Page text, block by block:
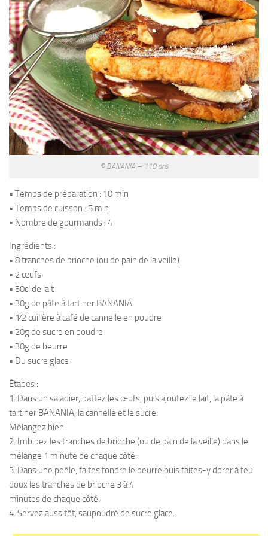
© BANANIA – 110 ans
• Temps de préparation : 10 min
• Temps de cuisson : 5 min
• Nombre de gourmands : 4
Ingrédients :
• 8 tranches de brioche (ou de pain de la veille)
• 2 œufs
• 50cl de lait
• 30g de pâte à tartiner BANANIA
• 1⁄2 cuillère à café de cannelle en poudre
• 20g de sucre en poudre
• 30g de beurre
• Du sucre glace
Étapes :
1. Dans un saladier, battez les œufs, puis ajoutez le lait, la pâte à
tartiner BANANIA, la cannelle et le sucre.
Mélangez bien.
2. Imbibez les tranches de brioche (ou de pain de la veille) dans le
mélange 1 minute de chaque côté.
3. Dans une poêle, faites fondre le beurre puis faites-y dorer à feu
doux les tranches de brioche 3 à 4
minutes de chaque côté.
4. Servez aussitôt, saupoudré de sucre glace.